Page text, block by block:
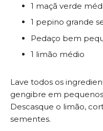
1 maçã verde
1 pepino grande
Pedaço bem
1 limão médio
Lave todos os
gengibre em
Descasque o limão,
sementes.